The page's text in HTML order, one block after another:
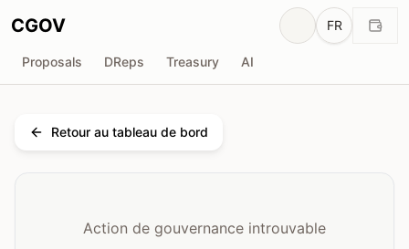
CGOV FR
Proposals DReps Treasury AI
Retour au tableau de bord
Action de gouvernance introuvable